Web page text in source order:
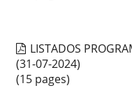
LISTADOS
(31-07-2024)
(15 pages)